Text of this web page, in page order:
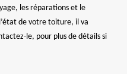
les réparations et le
de votre toiture, il va
le, pour plus de détails si